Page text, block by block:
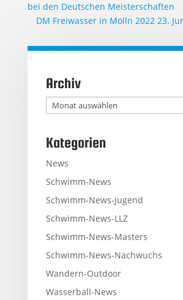
bei den Deutschen Meisterschaften
DM Freiwasser in Mölln 2022 23.
Archiv
Archiv
Kategorien
News
Schwimm-News
Schwimm-News-Jugend
Schwimm-News-LLZ
Schwimm-News-Masters
Schwimm-News-Nachwuchs
Wandern-Outdoor
Wasserball-News